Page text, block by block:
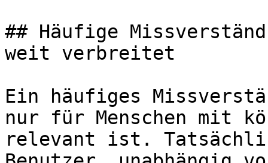
## Häufige
weit verbreitet
Ein häufiges
nur für Menschen mit
relevant ist.